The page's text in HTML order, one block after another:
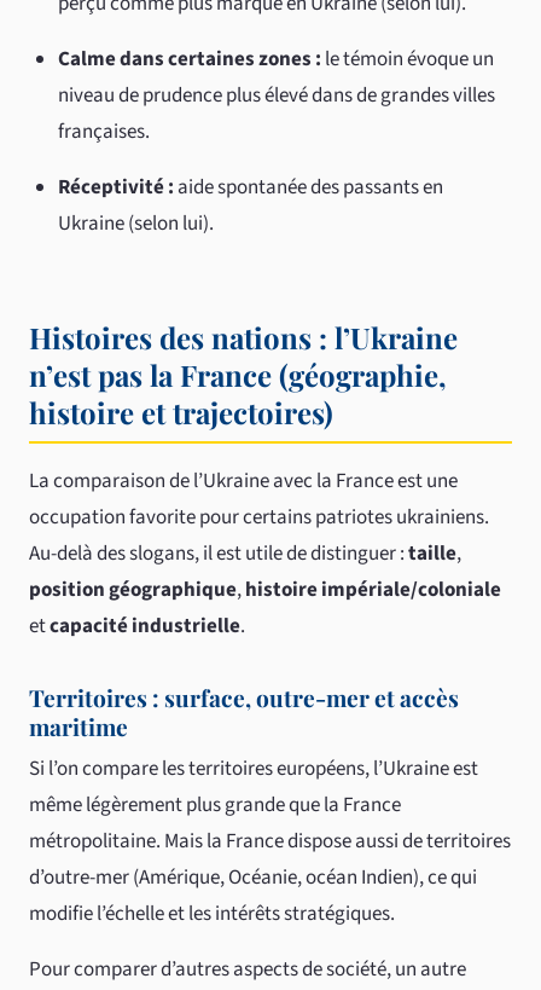
Calme dans certaines zones : le témoin évoque un
niveau de prudence plus élevé dans de grandes villes
françaises.
Réceptivité : aide spontanée des passants en
Ukraine (selon lui).
Histoires des nations : l’Ukraine
n’est pas la France (géographie,
histoire et trajectoires)
La comparaison de l’Ukraine avec la France est une
occupation favorite pour certains patriotes ukrainiens.
Au-delà des slogans, il est utile de distinguer :taille,
position géographique,histoire impériale/coloniale
etcapacité industrielle.
Territoires : surface, outre-mer et accès
maritime
Si l’on compare les territoires européens, l’Ukraine est
même légèrement plus grande que la France
métropolitaine. Mais la France dispose aussi de territoires
d’outre-mer (Amérique, Océanie, océan Indien), ce qui
modifie l’échelle et les intérêts stratégiques.
Pour comparer d’autres aspects de société, un autre